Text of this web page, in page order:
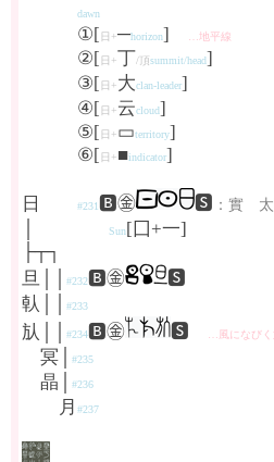
dawn
①[ 日+─horizon] …地平線
②[ 日+丁/頂summit/head]
③[ 日+大clan-leader]
④[ 日+云cloud]
⑤[ 日+▭territory]
⑥[ 日+■indicator]
日 #231🅱㊎ 🆂 ：實
Sun[囗+一]
├┬┐
旦││
#232🅱㊎
🆂
倝││
#233
㫃││ #234🅱㊎ 🆂 …風になびく
冥│ #235
晶│ #236
月 #237